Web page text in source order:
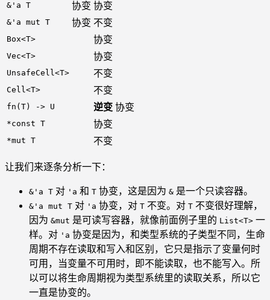
&'a T 协变 协变
&'a mut T 协变 不变
Box<T> 协变
Vec<T> 协变
UnsafeCell<T> 不变
Cell<T> 不变
fn(T) -> U 逆变 协变
*const T 协变
*mut T 不变
让我们来逐条分析一下：
&'a T 对 'a 和 T 协变，这是因为 & 是一个只读容器。
&'a mut T 对 'a 协变，对 T 不变。对 T 不变很好理解，
因为 &mut 是可读写容器，就像前面例子里的 List<T> 一
样。对 'a 协变是因为，和类型系统的子类型不同，生命
周期不存在读取和写入和区别，它只是指示了变量何时
可用，当变量不可用时，即不能读取，也不能写入。所
以可以将生命周期视为类型系统里的读取关系，所以它
一直是协变的。